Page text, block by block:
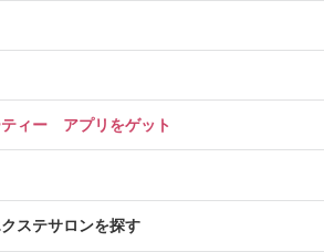
ィー アプリをゲット
ステサロンを探す